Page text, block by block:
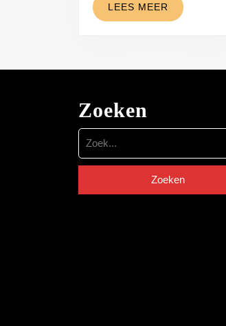
LEES MEER LEES
MEER
Zoeken
Zoek
naar: